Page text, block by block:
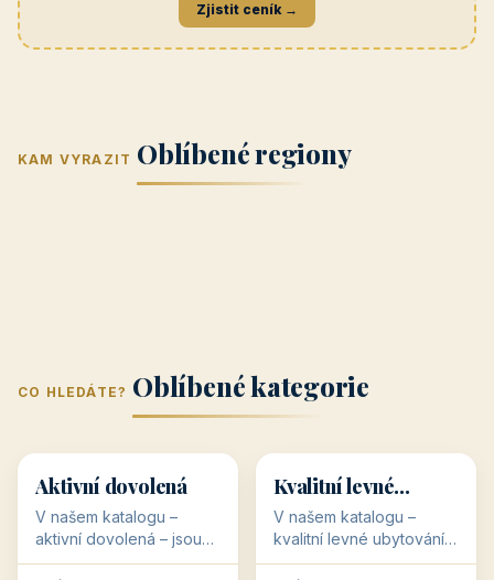
Zjistit ceník →
KAM VYRAZIT Oblíbené regiony
(Jihomoravský
kraj)
kraj)
Zlínský kraj Žilinský
Karlovarský
Střední Čechy
(Středočeský
CO HLEDÁTE? Oblíbené kategorie
🥾 36 objektů
Aktivní dovolená
V našem katalogu –
aktivní dovolená – jsou
pro Vás připraveny
💰
💰
34 objektů
Kvalitní levné
ubytování
V našem katalogu –
kvalitní levné ubytování –
jsou pro Vás připraveny